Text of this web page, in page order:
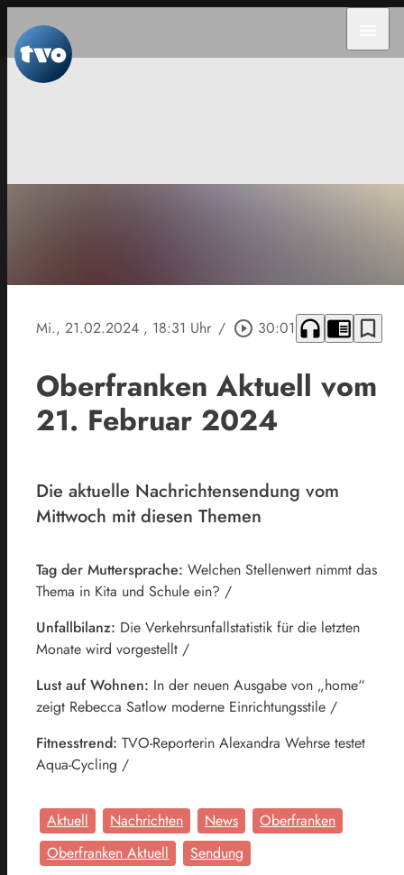
Mi., 21.02.2024 , 18:31 Uhr / play_circle_outline 30:01 headphones chrome_reader_mode bookmark_border
Oberfranken Aktuell vom
21. Februar 2024
Die aktuelle Nachrichtensendung vom
Mittwoch mit diesen Themen
Tag der Muttersprache: Welchen Stellenwert nimmt das
Thema in Kita und Schule ein? /
Unfallbilanz: Die Verkehrsunfallstatistik für die letzten
Monate wird vorgestellt /
Lust auf Wohnen: In der neuen Ausgabe von „home“
zeigt Rebecca Satlow moderne Einrichtungsstile /
Fitnesstrend: TVO-Reporterin Alexandra Wehrse testet
Aqua-Cycling /
Aktuell Nachrichten News
Oberfranken
Oberfranken Aktuell
Sendung